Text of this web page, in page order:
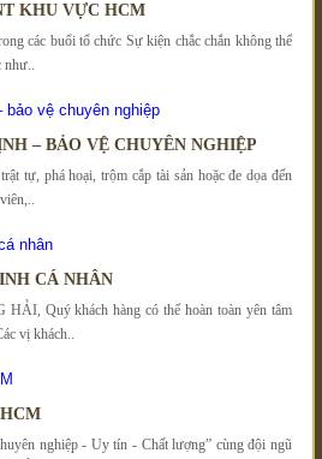
KHU VỰC HCM
các buổi tổ chức Sự kiện chắc chắn không thể
như..
– BẢO VỆ CHUYÊN NGHIỆP
tự, phá hoại, trộm cắp tài sản hoặc đe dọa đến
CÁ NHÂN
Quý khách hàng có thể hoàn toàn yên tâm
vị khách..
nghiệp - Uy tín - Chất lượng” cùng đội ngũ